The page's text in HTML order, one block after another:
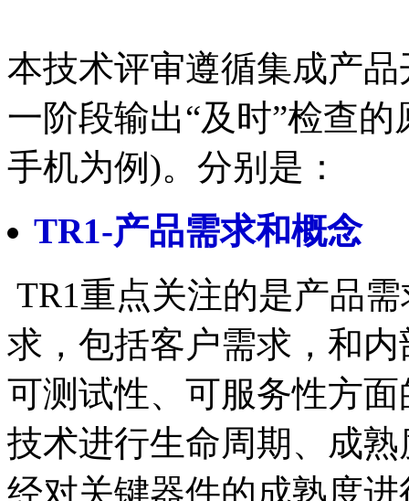
本技术评审遵循集成产
一阶段输出“及时”检查
手机为例)。分别是：
TR1-产品需求和概念
TR1重点关注的是产品
求，包括客户需求，和
可测试性、可服务性方
技术进行生命周期、成
经对关键器件的成熟度